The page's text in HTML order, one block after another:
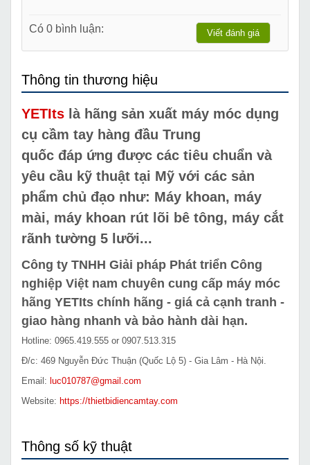
Có 0 bình luận: Viết đánh giá
Thông tin thương hiệu
YETIts là hãng sản xuất máy móc dụng
cụ cầm tay hàng đầu Trung
quốc đáp ứng được các tiêu chuẩn và
yêu cầu kỹ thuật tại Mỹ với các sản
phẩm chủ đạo như: Máy khoan, máy
mài, máy khoan rút lõi bê tông, máy cắt
rãnh tường 5 lưỡi...
Công ty TNHH Giải pháp Phát triển Công
nghiệp Việt nam chuyên cung cấp máy móc
hãng YETIts chính hãng - giá cả cạnh tranh -
giao hàng nhanh và bảo hành dài hạn.
Hotline: 0965.419.555 or 0907.513.315
Đ/c: 469 Nguyễn Đức Thuận (Quốc Lộ 5) - Gia Lâm - Hà Nội.
Email: luc010787@gmail.com
Website: https://thietbidiencamtay.com
Thông số kỹ thuật